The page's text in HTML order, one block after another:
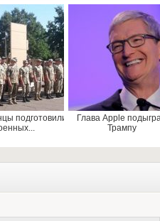
подготовили
Глава Apple
Трампу